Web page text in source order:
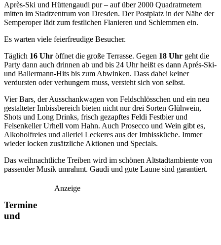
Après-Ski und Hüttengaudi pur – auf über 2000 Quadratmetern
mitten im Stadtzentrum von Dresden. Der Postplatz in der Nähe der
Semperoper lädt zum festlichen Flanieren und Schlemmen ein.
Es warten viele feierfreudige Besucher.
Täglich 16 Uhr öffnet die große Terrasse. Gegen 18 Uhr geht die
Party dann auch drinnen ab und bis 24 Uhr heißt es dann Aprés-Ski-
und Ballermann-Hits bis zum Abwinken. Dass dabei keiner
verdursten oder verhungern muss, versteht sich von selbst.
Vier Bars, der Ausschankwagen von Feldschlösschen und ein neu
gestalteter Imbissbereich bieten nicht nur drei Sorten Glühwein,
Shots und Long Drinks, frisch gezapftes Feldi Festbier und
Felsenkeller Urhell vom Hahn. Auch Prosecco und Wein gibt es,
Alkoholfreies und allerlei Leckeres aus der Imbissküche. Immer
wieder locken zusätzliche Aktionen und Specials.
Das weihnachtliche Treiben wird im schönen Altstadtambiente von
passender Musik umrahmt. Gaudi und gute Laune sind garantiert.
Anzeige
Termine
und